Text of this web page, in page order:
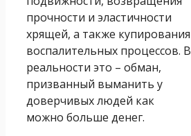
прочности и эластичности
хрящей, а также купирования
воспалительных процессов. В
реальности это – обман,
призванный выманить у
доверчивых людей как
можно больше денег.